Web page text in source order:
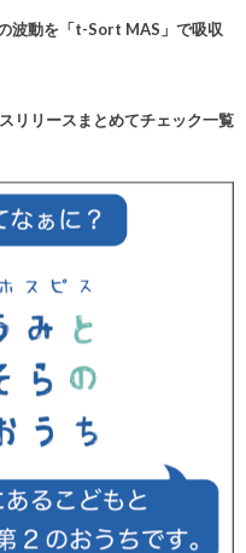
波動を「t-Sort MAS」で吸収
リリースまとめてチェック一覧